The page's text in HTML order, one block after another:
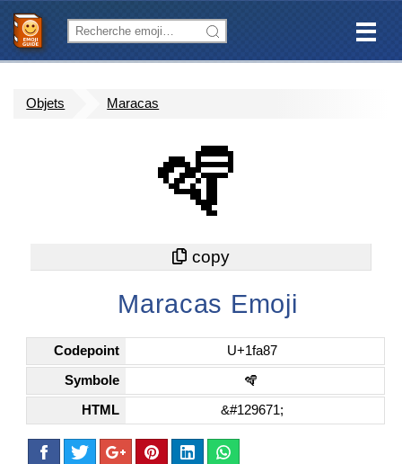
Objets Maracas
🪇
Maracas Emoji
Codepoint U+1fa87
Symbole 🪇
HTML &#129671;